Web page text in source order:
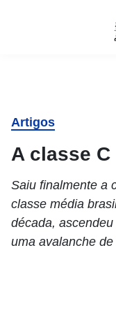
Artigos
A classe C
Saiu finalmente a
classe média
década,
uma avalanche